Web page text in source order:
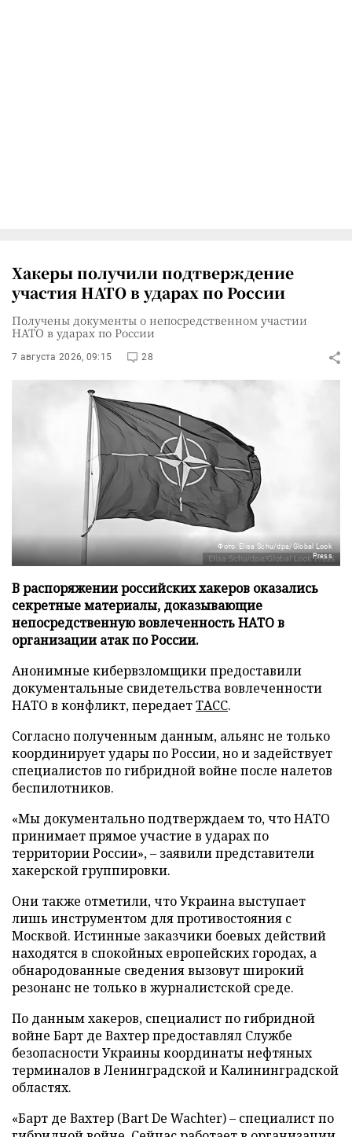
Хакеры получили подтверждение
участия НАТО в ударах по России
Получены документы о непосредственном участии
НАТО в ударах по России
7 августа 2026, 09:15 28
Фото: Elisa Schu/dpa/Global Look
Press
В распоряжении российских хакеров оказались
секретные материалы, доказывающие
непосредственную вовлеченность НАТО в
организации атак по России.
Анонимные кибервзломщики предоставили
документальные свидетельства вовлеченности
НАТО в конфликт, передаетТАСС.
Согласно полученным данным, альянс не только
координирует удары по России, но и задействует
специалистов по гибридной войне после налетов
беспилотников.
«Мы документально подтверждаем то, что НАТО
принимает прямое участие в ударах по
территории России», – заявили представители
хакерской группировки.
Они также отметили, что Украина выступает
лишь инструментом для противостояния с
Москвой. Истинные заказчики боевых действий
находятся в спокойных европейских городах, а
обнародованные сведения вызовут широкий
резонанс не только в журналистской среде.
По данным хакеров, специалист по гибридной
войне Барт де Вахтер предоставлял Службе
безопасности Украины координаты нефтяных
терминалов в Ленинградской и Калининградской
областях.
«Барт де Вахтер (Bart De Wachter) – специалист по